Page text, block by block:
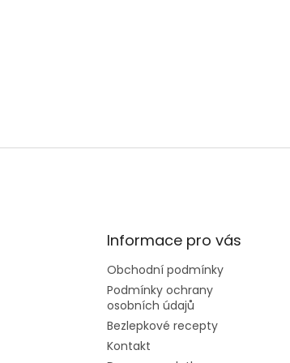
Informace pro vás
Obchodní podmínky
Podmínky ochrany
osobních údajů
Bezlepkové recepty
Kontakt